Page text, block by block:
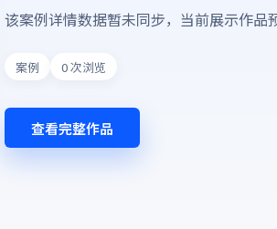
该案例详情数据暂未同步，当前展示作品
案例 0次浏览
查看完整作品